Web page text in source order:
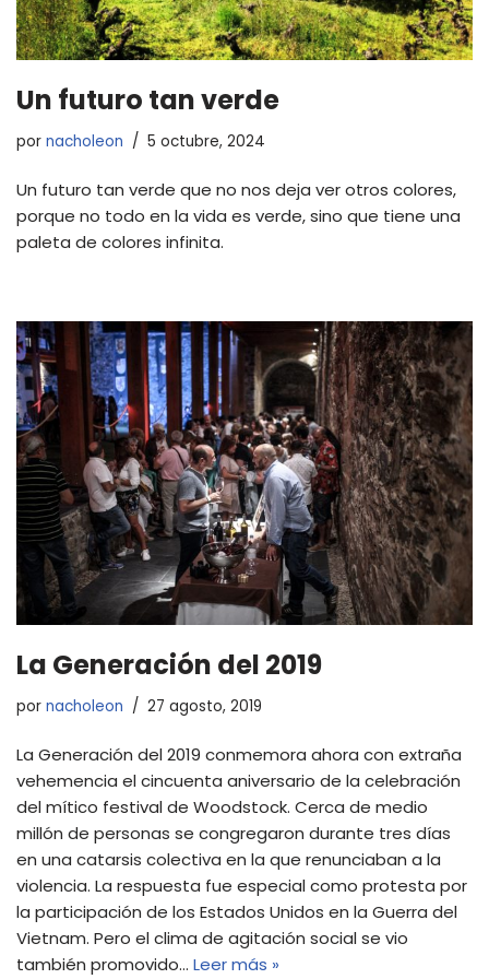
Un futuro tan verde
por nacholeon 5 octubre, 2024
Un futuro tan verde que no nos deja ver otros colores,
porque no todo en la vida es verde, sino que tiene una
paleta de colores infinita.
La Generación del 2019
por nacholeon 27 agosto, 2019
La Generación del 2019 conmemora ahora con extraña
vehemencia el cincuenta aniversario de la celebración
del mítico festival de Woodstock. Cerca de medio
millón de personas se congregaron durante tres días
en una catarsis colectiva en la que renunciaban a la
violencia. La respuesta fue especial como protesta por
la participación de los Estados Unidos en la Guerra del
Vietnam. Pero el clima de agitación social se vio
también promovido… Leer más »